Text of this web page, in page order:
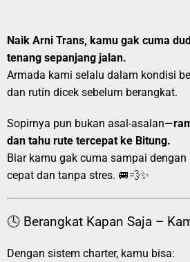
Naik Arni Trans, kamu gak cuma
tenang sepanjang jalan.
Armada kami selalu dalam kondisi
dan rutin dicek sebelum berangkat.
Sopirnya pun bukan asal-asalan—
dan tahu rute tercepat ke Bitung.
Biar kamu gak cuma sampai
cepat dan tanpa stres. 🚐💨✨
🕓 Berangkat Kapan Saja –
Dengan sistem charter, kamu bisa: